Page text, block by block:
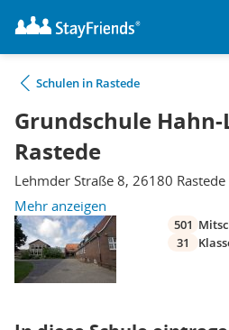
Schulen in Rastede
Grundschule
Rastede
Lehmder Straße 8, 26180 Rastede
Mehr anzeigen
501
31